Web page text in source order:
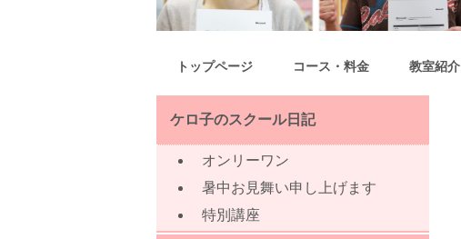
トップページ コース・料金 教室紹介
ケロ子のスクール日記
オンリーワン
暑中お見舞い申し上げます
特別講座